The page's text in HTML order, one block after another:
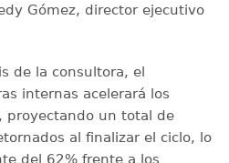
Gómez, director ejecutivo
de la consultora, el
internas acelerará los
proyectando un total de
al finalizar el ciclo, lo
del 62% frente a los